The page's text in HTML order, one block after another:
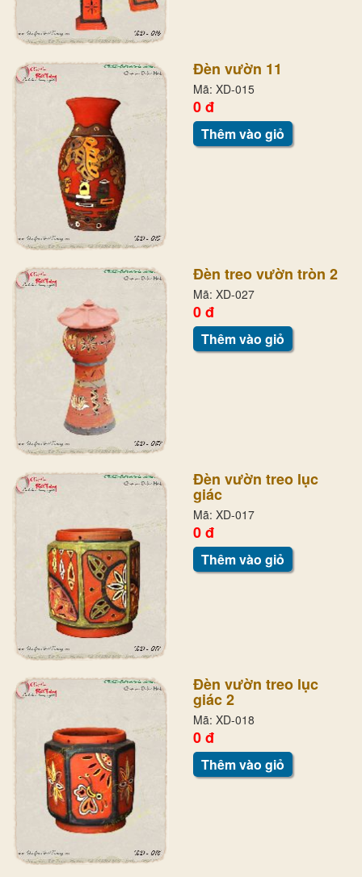
Đèn vườn 11
Mã: XD-015
0 đ
Thêm vào giỏ
Đèn treo vườn tròn 2
Mã: XD-027
0 đ
Thêm vào giỏ
Đèn vườn treo lục
giác
Mã: XD-017
0 đ
Thêm vào giỏ
Đèn vườn treo lục
giác 2
Mã: XD-018
0 đ
Thêm vào giỏ